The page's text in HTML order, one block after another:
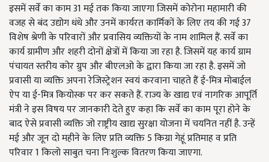
इसमें सर्वे का काम 31 मई तक किया जाएगा जिसमें कोरोना महामारी की
वजह से बंद उद्योग धंधे और उनमें कार्यरत कार्मिकों के लिए तय की गई 37
विशेष श्रेणी के परिवारों और प्रवासिय व्यक्तियों के नाम शामिल हैं. सर्वे का
कार्य ग्रामीण और शहरी दोनों क्षेत्रों में किया जा रहा है. जिसमें यह कार्य ग्राम
पंचायत स्तरीय कोर ग्रुप और बीएलओ के द्वारा किया जा रहा है. इसमें जो
प्रवासी या व्यक्ति अपना रेजिस्ट्रेशन स्वयं करवाना चाहते हैं ई-मित्र मोबाईल
ऐप या ई-मित्र कियोस्क पर कर सकते हैं. राज्य के खाद्य एवं नागरिक आपूर्ति
मंत्री ने इस विषय पर जानकारी देते हुए कहा कि सर्वे का काम पूरा होने के
बाद ऐसे प्रवासी व्यक्ति जो राष्ट्रीय खाद्य सुरक्षा योजना में चयनित नहीं है. उन्हें
मई और जून दो महीने के लिए प्रति व्यक्ति 5 किग्रा गेहूं प्रतिमाह व प्रति
परिवार 1 किलो साबुत चना निःशुल्क वितरण किया जाएगा.